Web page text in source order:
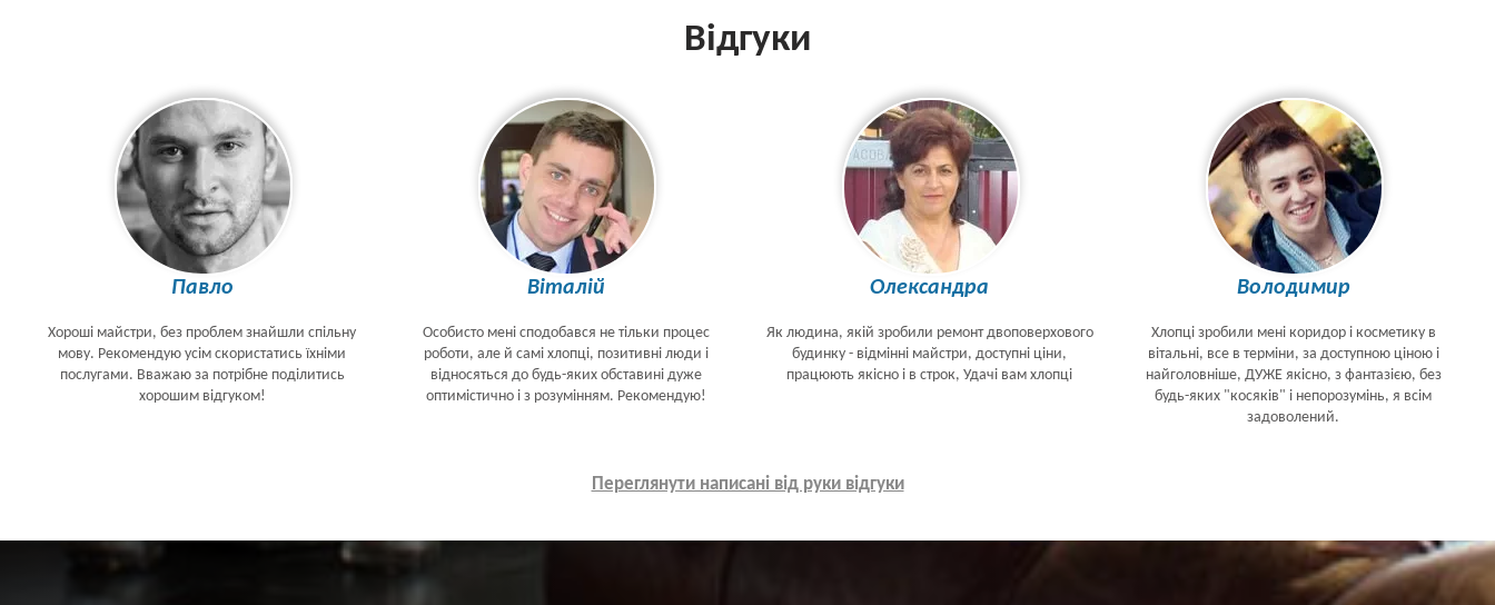
Відгуки
Павло
Хороші майстри, без проблем знайшли спільну
мову. Рекомендую усім скористатись їхніми
послугами. Вважаю за потрібне поділитись
хорошим відгуком!
Віталій
Особисто мені сподобався не тільки процес
роботи, але й самі хлопці, позитивні люди і
відносяться до будь-яких обставині дуже
оптимістично і з розумінням. Рекомендую!
Олександра
Як людина, якій зробили ремонт двоповерхового
будинку - відмінні майстри, доступні ціни,
працюють якісно і в строк, Удачі вам хлопці
Володимир
Хлопці зробили мені коридор і косметику в
вітальні, все в терміни, за доступною ціною і
найголовніше, ДУЖЕ якісно, з фантазією, без
будь-яких "косяків" і непорозумінь, я всім
задоволений.
Переглянути написані від руки відгуки